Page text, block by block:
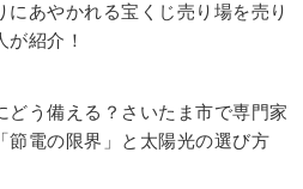
にあやかれる宝くじ売り場を売り
が紹介！
どう備える？さいたま市で専門家
節電の限界」と太陽光の選び方